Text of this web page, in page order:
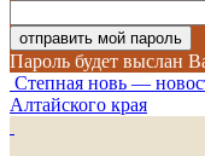
Пароль будет выслан
Степная новь —
Алтайского края